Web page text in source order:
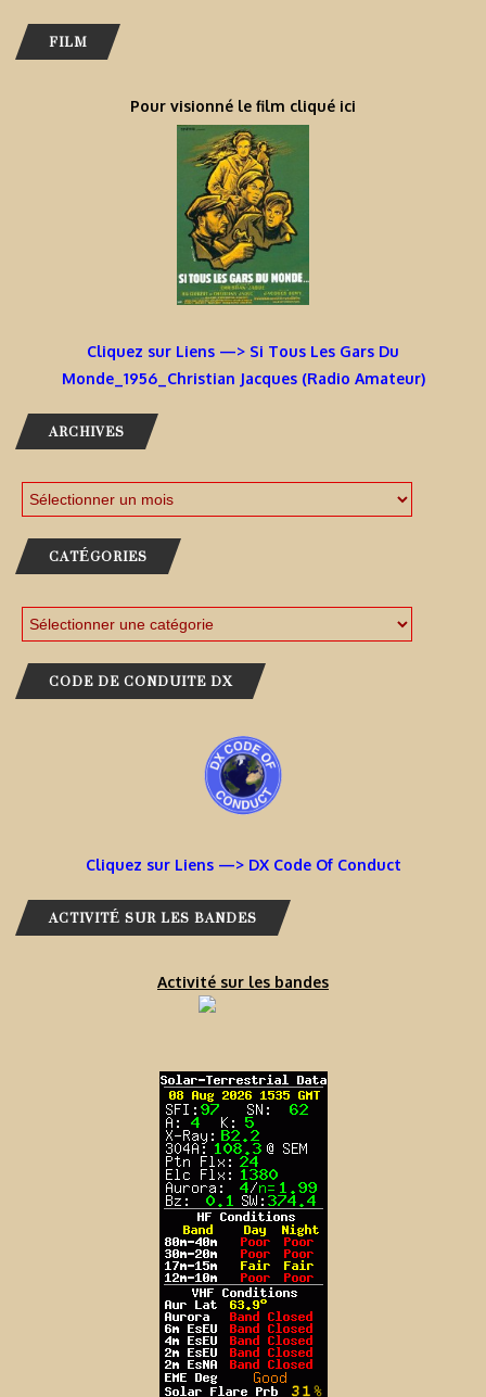
FILM
Pour visionné le film cliqué ici
Cliquez sur Liens —> Si Tous Les Gars Du
Monde_1956_Christian Jacques (Radio Amateur)
ARCHIVES
CATÉGORIES
CODE DE CONDUITE DX
Cliquez sur Liens —> DX Code Of Conduct
ACTIVITÉ SUR LES BANDES
Activité sur les bandes